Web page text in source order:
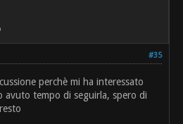
#35
perchè mi ha interessato
avuto tempo di seguirla, spero di